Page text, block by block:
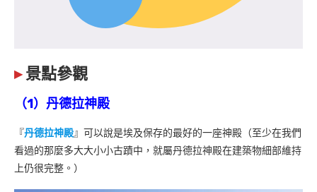
▸景點參觀
（1）丹德拉神殿
『丹德拉神殿』可以說是埃及保存的最好的一座神殿（至少在我們
看過的那麼多大大小小古蹟中，就屬丹德拉神殿在建築物細部維持
上仍很完整。）